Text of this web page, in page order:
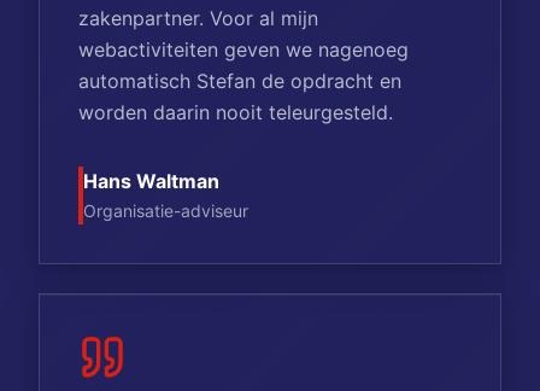
zakenpartner. Voor al mijn
webactiviteiten geven we nagenoeg
automatisch Stefan de opdracht en
worden daarin nooit teleurgesteld.
Hans Waltman
Organisatie-adviseur